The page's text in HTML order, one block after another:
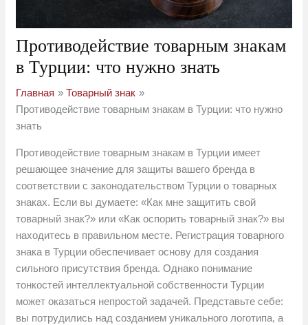
Противодействие товарным знакам
в Турции: что нужно знать
Главная
Товарный знак
Противодействие товарным знакам в Турции: что нужно
знать
Противодействие товарным знакам в Турции имеет
решающее значение для защиты вашего бренда в
соответствии с законодательством Турции о товарных
знаках. Если вы думаете: «Как мне защитить свой
товарный знак?» или «Как оспорить товарный знак?» вы
находитесь в правильном месте. Регистрация товарного
знака в Турции обеспечивает основу для создания
сильного присутствия бренда. Однако понимание
тонкостей интеллектуальной собственности Турции
может оказаться непростой задачей. Представьте себе:
вы потрудились над созданием уникального логотипа, а